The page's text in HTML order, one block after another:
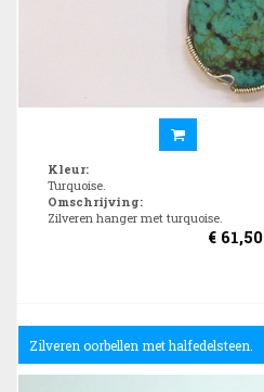
Kleur:
Turquoise.
Omschrijving:
Zilveren hanger met turquoise.
€ 61,50
Zilveren oorbellen met halfedelsteen.